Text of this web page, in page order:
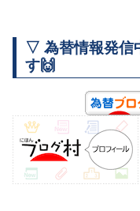
▽ 為替情報発信
す🙌